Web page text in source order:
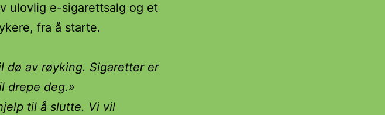
ulovlig e-sigarettsalg og et
fra å starte.
dø av røyking. Sigaretter er
drepe deg.»
til å slutte. Vi vil